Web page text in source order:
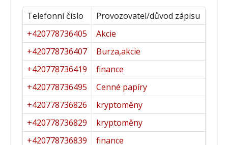
Telefonní číslo
Provozovatel/důvod zápisu
+420778736405
Akcie
+420778736407
Burza,akcie
+420778736419
finance
+420778736495
Cenné papíry
+420778736826
kryptoměny
+420778736829
kryptoměny
+420778736839
finance